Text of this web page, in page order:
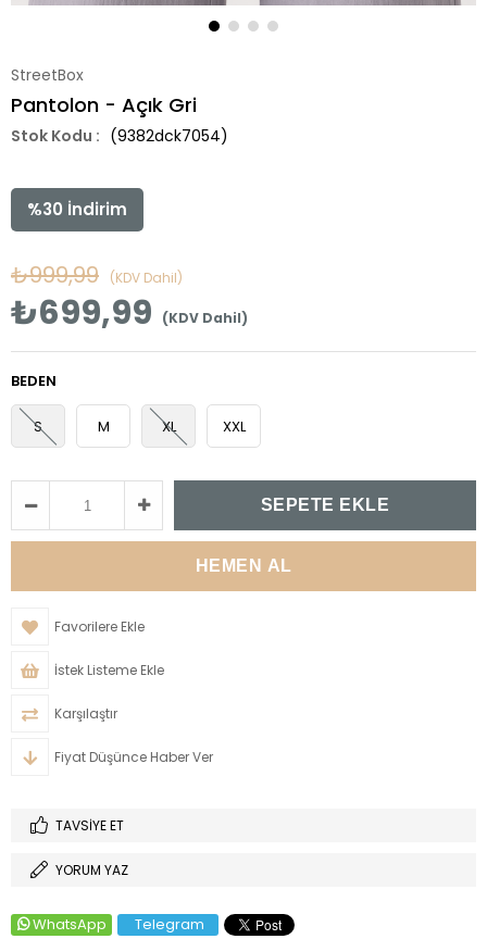
StreetBox
Pantolon - Açık Gri
(9382dck7054)
%30 İndirim
₺999,99 (KDV Dahil)
₺699,99 (KDV Dahil)
BEDEN
S M XL XXL
Favorilere Ekle
İstek Listeme Ekle
Karşılaştır
Fiyat Düşünce Haber Ver
TAVSIYE ET
YORUM YAZ
WhatsApp Telegram